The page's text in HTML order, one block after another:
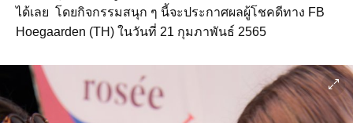
ได้เลย โดยกิจกรรมสนุก ๆ นี้จะประกาศผลผู้โชคดีทาง FB
Hoegaarden (TH) ในวันที่ 21 กุมภาพันธ์ 2565